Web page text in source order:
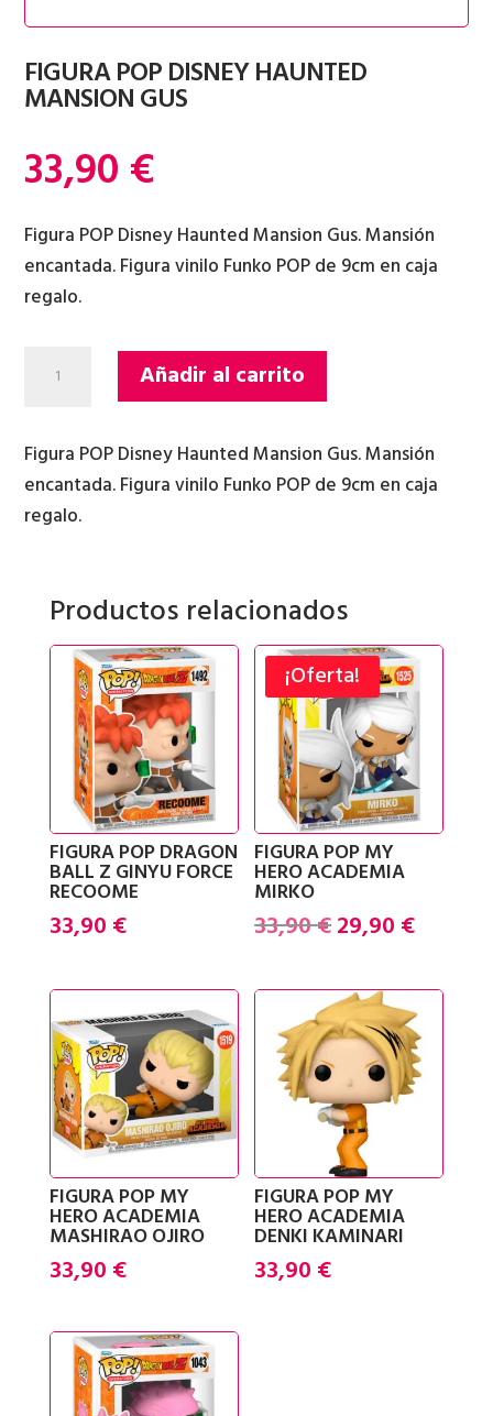
FIGURA POP DISNEY HAUNTED
MANSION GUS
33,90€
Figura POP Disney Haunted Mansion Gus. Mansión
encantada. Figura vinilo Funko POP de 9cm en caja
regalo.
HAUNTED
MANSION
GUS
Añadir al carrito
Figura POP Disney Haunted Mansion Gus. Mansión
encantada. Figura vinilo Funko POP de 9cm en caja
regalo.
Productos relacionados
FIGURA POP DRAGON
BALL Z GINYU FORCE
RECOOME
33,90 €
¡Oferta!
FIGURA POP MY
HERO ACADEMIA
MIRKO
33,90€El
original
era:
33,90 €.
29,90 €El
actual
es:
29,90
FIGURA POP MY
HERO ACADEMIA
MASHIRAO OJIRO
33,90 €
FIGURA POP MY
HERO ACADEMIA
DENKI KAMINARI
33,90 €